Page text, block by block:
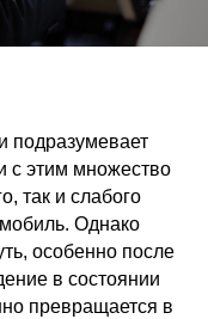
подразумевает
с этим множество
так и слабого
Однако
особенно после
в состоянии
превращается в